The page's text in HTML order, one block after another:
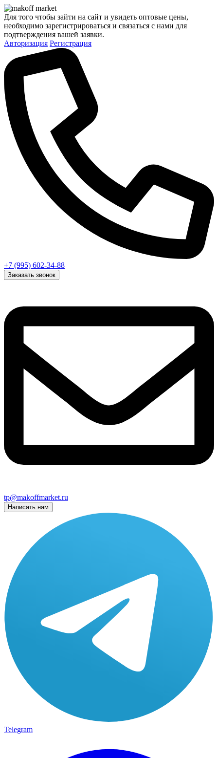
Для того чтобы зайти на сайт и увидеть оптовые цены,
необходимо зарегистрироваться и связаться с нами для
подтверждения вашей заявки.
Авторизация Регистрация
+7 (995) 602-34-88
Заказать звонок
tp@makoffmarket.ru
Написать нам
Telegram